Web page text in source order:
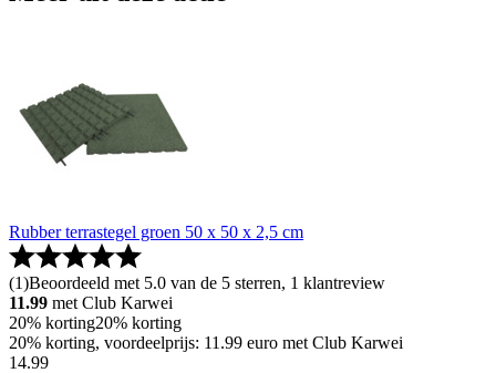
Rubber terrastegel groen 50 x 50 x 2,5 cm
(1)Beoordeeld met 5.0 van de 5 sterren, 1 klantreview
11.99 met Club Karwei
20% korting20% korting
20% korting, voordeelprijs: 11.99 euro met Club Karwei
14.99